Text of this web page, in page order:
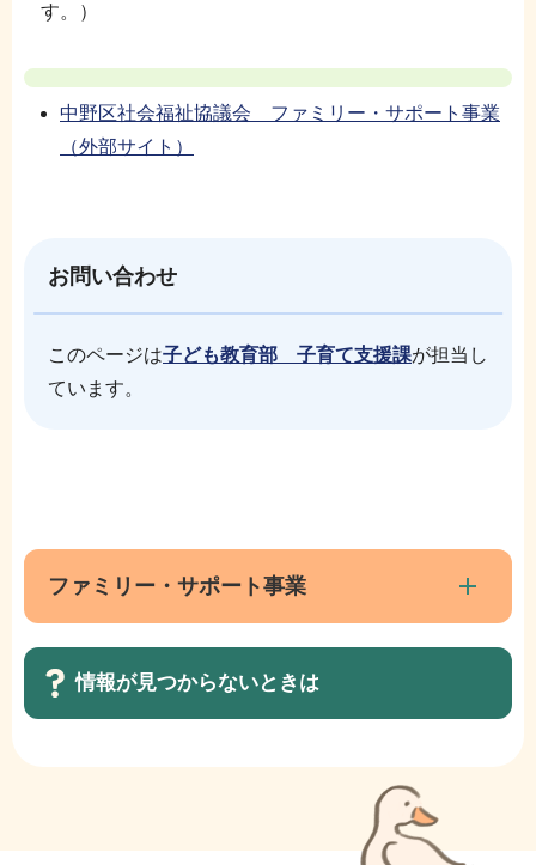
す。）
中野区社会福祉協議会 ファミリー・サポート事業
（外部サイト）
お問い合わせ
このページは子ども教育部 子育て支援課が担当し
ています。
こ
ま
で
ブ
ビ
ゲ
シ
ファミリー・サポート事業
情報が見つからないときは